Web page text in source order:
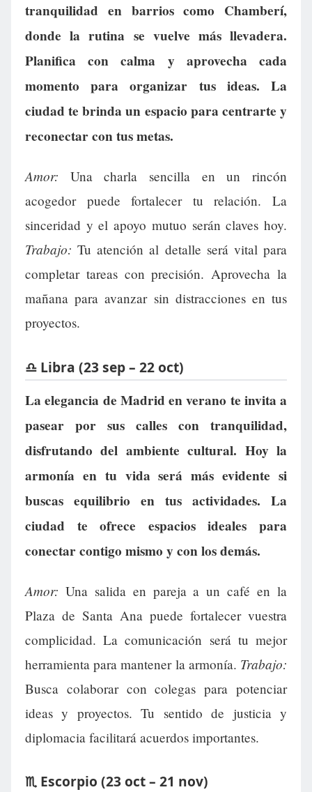
tranquilidad en barrios como Chamberí,
donde la rutina se vuelve más llevadera.
Planifica con calma y aprovecha cada
momento para organizar tus ideas. La
ciudad te brinda un espacio para centrarte y
reconectar con tus metas.
Amor: Una charla sencilla en un rincón
acogedor puede fortalecer tu relación. La
sinceridad y el apoyo mutuo serán claves hoy.
Trabajo: Tu atención al detalle será vital para
completar tareas con precisión. Aprovecha la
mañana para avanzar sin distracciones en tus
proyectos.
♎ Libra (23 sep – 22 oct)
La elegancia de Madrid en verano te invita a
pasear por sus calles con tranquilidad,
disfrutando del ambiente cultural. Hoy la
armonía en tu vida será más evidente si
buscas equilibrio en tus actividades. La
ciudad te ofrece espacios ideales para
conectar contigo mismo y con los demás.
Amor: Una salida en pareja a un café en la
Plaza de Santa Ana puede fortalecer vuestra
complicidad. La comunicación será tu mejor
herramienta para mantener la armonía. Trabajo:
Busca colaborar con colegas para potenciar
ideas y proyectos. Tu sentido de justicia y
diplomacia facilitará acuerdos importantes.
♏ Escorpio (23 oct – 21 nov)